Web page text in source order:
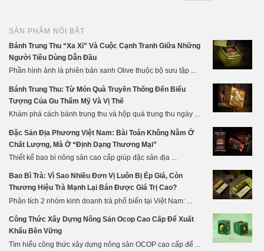
SẢN PHẨM NỔI BẬT
Bánh Trung Thu “Xa Xỉ” Và Cuộc Cạnh Tranh Giữa Những
Người Tiêu Dùng Dẫn Đầu
Phần hình ảnh là phiên bản xanh Olive thuộc bộ sưu tập ...
Bánh Trung Thu: Từ Món Quà Truyền Thống Đến Biểu
Tượng Của Gu Thẩm Mỹ Và Vị Thế
Khám phá cách bánh trung thu và hộp quà trung thu ngày ...
Đặc Sản Địa Phương Việt Nam: Bài Toán Không Nằm Ở
Chất Lượng, Mà Ở “Định Dạng Thương Mại”
Thiết kế bao bì nông sản cao cấp giúp đặc sản địa ...
Bao Bì Trà: Vì Sao Nhiều Đơn Vị Luôn Bị Ép Giá, Còn
Thương Hiệu Trà Mạnh Lại Bán Được Giá Trị Cao?
Phân tích 2 nhóm kinh doanh trà phổ biến tại Việt Nam: ...
Công Thức Xây Dựng Nông Sản Ocop Cao Cấp Để Xuất
Khẩu Bền Vững
Tìm hiểu công thức xây dựng nông sản OCOP cao cấp để ...